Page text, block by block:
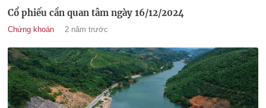
Cổ phiếu cần quan tâm ngày 16/12/2024
Chứng khoán 2 năm trước